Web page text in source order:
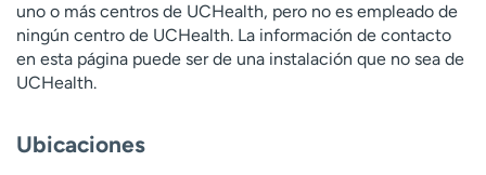
A
y
ú
d
m
uno o más centros de UCHealth, pero no es empleado de
ningún centro de UCHealth. La información de contacto
en esta página puede ser de una instalación que no sea de
UCHealth.
Ubicaciones